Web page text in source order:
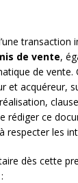
transaction
de vente,
de vente.
et acquéreur,
rédiger ce
respecter les
dès cette